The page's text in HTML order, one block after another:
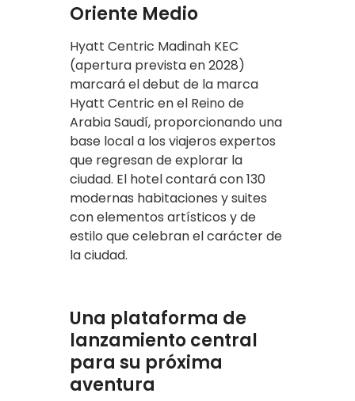
Oriente Medio
Hyatt Centric Madinah KEC
(apertura prevista en 2028)
marcará el debut de la marca
Hyatt Centric en el Reino de
Arabia Saudí, proporcionando una
base local a los viajeros expertos
que regresan de explorar la
ciudad. El hotel contará con 130
modernas habitaciones y suites
con elementos artísticos y de
estilo que celebran el carácter de
la ciudad.
Una plataforma de
lanzamiento central
para su próxima
aventura